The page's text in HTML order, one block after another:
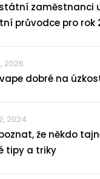
zaměstnanci
průvodce pro rok
2026
vape dobré na
2024
že někdo
tipy a triky